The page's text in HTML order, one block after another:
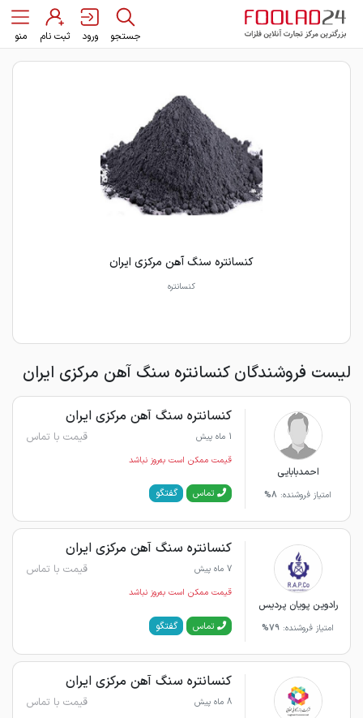
جستجو ورود ثبت نام منو
کنسانتره سنگ آهن مرکزی ایران
کنسانتره
لیست فروشندگان کنسانتره سنگ آهن مرکزی ایران
احمدبابایی
امتیاز فروشنده: 8%
کنسانتره سنگ آهن مرکزی ایران
1 ماه پیش قیمت با تماس
قیمت ممکن است به‌روز نباشد
تماس گفتگو
رادوین پویان پردیس
امتیاز فروشنده: 79%
کنسانتره سنگ آهن مرکزی ایران
7 ماه پیش قیمت با تماس
قیمت ممکن است به‌روز نباشد
تماس گفتگو
کنسانتره سنگ آهن مرکزی ایران
8 ماه پیش قیمت با تماس